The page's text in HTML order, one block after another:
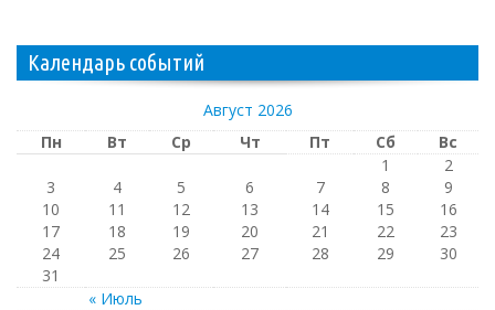
Календарь событий
Август 2026
Пн
Вт Ср Чт Пт Сб Вс
« Июль
1
2
3
4 5 6 7 8
9
10
11 12 13 14 15
16
17
18 19 20 21 22
23
24
25 26 27 28 29
30
31